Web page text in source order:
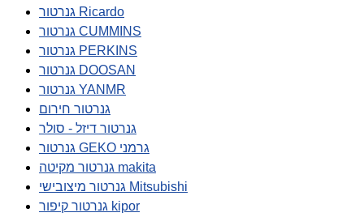
גנרטור Ricardo
גנרטור CUMMINS
גנרטור PERKINS
גנרטור DOOSAN
גנרטור YANMR
גנרטור חירום
גנרטור דיזל - סולר
גנרטור GEKO גרמני
גנרטור מקיטה makita
גנרטור מיצובישי Mitsubishi
גנרטור קיפור kipor